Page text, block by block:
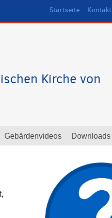
Startseite Kontakt
Kirche von
Gebärdenvideos Downloads